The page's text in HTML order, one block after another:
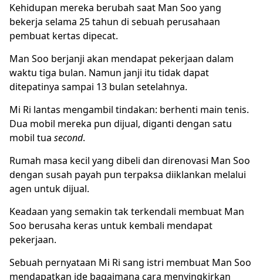
Kehidupan mereka berubah saat Man Soo yang
bekerja selama 25 tahun di sebuah perusahaan
pembuat kertas dipecat.
Man Soo berjanji akan mendapat pekerjaan dalam
waktu tiga bulan. Namun janji itu tidak dapat
ditepatinya sampai 13 bulan setelahnya.
Mi Ri lantas mengambil tindakan: berhenti main tenis.
Dua mobil mereka pun dijual, diganti dengan satu
mobil tua second.
Rumah masa kecil yang dibeli dan direnovasi Man Soo
dengan susah payah pun terpaksa diiklankan melalui
agen untuk dijual.
Keadaan yang semakin tak terkendali membuat Man
Soo berusaha keras untuk kembali mendapat
pekerjaan.
Sebuah pernyataan Mi Ri sang istri membuat Man Soo
mendapatkan ide bagaimana cara menyingkirkan